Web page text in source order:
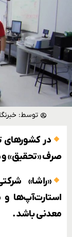
توسط:
صرف «تحقیق»
«راشا»
استارت‌آپ‌ها
معدنی باشد.